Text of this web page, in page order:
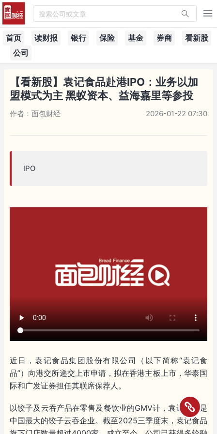
搜索公司或文章
首页 读财报 银行 保险 基金 券商
看新股
公司
【看新股】袁记食品赴港IPO：业务以加
盟模式为主 黑蚁资本、益海嘉里等参投
作者：面包财经 2026-01-22 07:30
IPO
近日，袁记食品集团股份有限公司（以下简称“袁记食
品”）向港交所递交上市申请，拟在香港主板上市，华泰国
际和广发证券担任其联席保荐人。
以饺子及云吞产品在零售及餐饮业的GMV计，袁记食品是
中国最大的饺子云吞企业。截至2025三季度末，袁记食品